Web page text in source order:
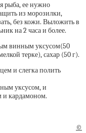
рыба, ее нужно
из морозилки,
без кожи. Выложить в
на 2 часа и более.
винным уксусом(50
терке), сахар (50 г).
и слегка полить
уксусом, и
и кардамоном.
©